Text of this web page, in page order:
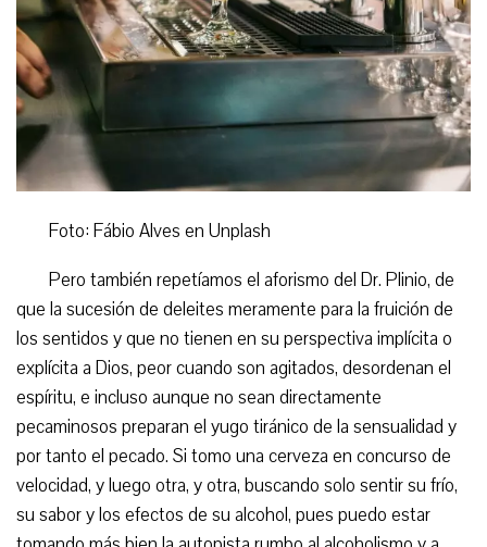
Foto: Fábio Alves en Unplash
Pero también repetíamos el aforismo del Dr. Plinio, de
que la sucesión de deleites meramente para la fruición de
los sentidos y que no tienen en su perspectiva implícita o
explícita a Dios, peor cuando son agitados, desordenan el
espíritu, e incluso aunque no sean directamente
pecaminosos preparan el yugo tiránico de la sensualidad y
por tanto el pecado. Si tomo una cerveza en concurso de
velocidad, y luego otra, y otra, buscando solo sentir su frío,
su sabor y los efectos de su alcohol, pues puedo estar